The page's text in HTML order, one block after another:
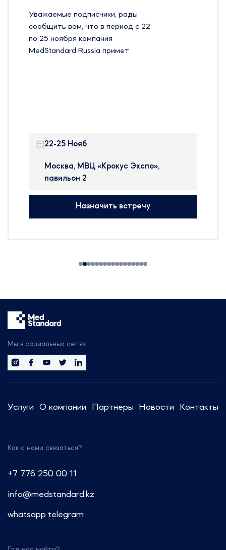
Уважаемые подписчики, рады
сообщить вам, что в период с 22
по 25 ноября компания
MedStandard Russia примет
Pharmtech & Ingredients —
ближнего зарубежья
которой представлено
оборудование, сырье и
технологии для производства
50+ новых компаний
встречу с вами, чтобы обсудить
тренды отрасли.
информацию и провести
консультации по регуляторным
Звоните: +7 (499) 550-30-11 или
в Direct
22-25 Нояб
Москва, МВЦ «Крокус Экспо»,
павильон 2
Назначить встречу
Мы в социальных сетях:
Услуги О компании Партнеры Новости Контакты
Как с нами связаться?
+7 776 250 00 11
info@medstandard.kz
whatsapp telegram